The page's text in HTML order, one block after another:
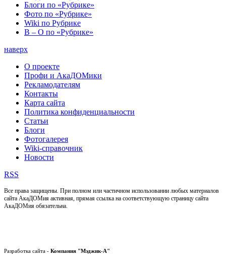
Блоги по «Рубрике»
Фото по «Рубрике»
Wiki по Рубрике
В – О по «Рубрике»
наверх
О проекте
Профи и АкаДОМики
Рекламодателям
Контакты
Карта сайта
Политика конфиденциальности
Статьи
Блоги
Фотогалерея
Wiki-справочник
Новости
RSS
Все права защищены. При полном или частичном использовании любых материалов
сайта АкаДОМия активная, прямая ссылка на соответствующую страницу сайта
АкаДОМия обязательна.
Разработка сайта - Компания "Мэджик-А"